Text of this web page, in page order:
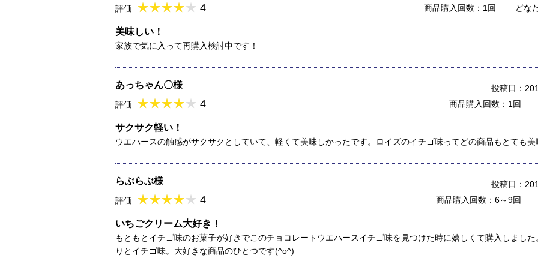
評価 ★★★★★
★★★★★ 4
商品購入回数：1回
どな
美味しい！
家族で気に入って再購入検討中です！
あっちゃん〇様
評価 ★★★★★
★★★★★ 4
投稿日：
商品購入回数：1回
サクサク軽い！
ウエハースの触感がサクサクとしていて、軽くて美味しかったです。ロイズのイチゴ味ってどの商品もとても
らぶらぶ様
評価 ★★★★★
★★★★★ 4
投稿日：
商品購入回数：6～9回
いちごクリーム大好き！
もともとイチゴ味のお菓子が好きでこのチョコレートウエハースイチゴ味を見つけた時に嬉しくて購入しまし
りとイチゴ味。大好きな商品のひとつです(^o^)